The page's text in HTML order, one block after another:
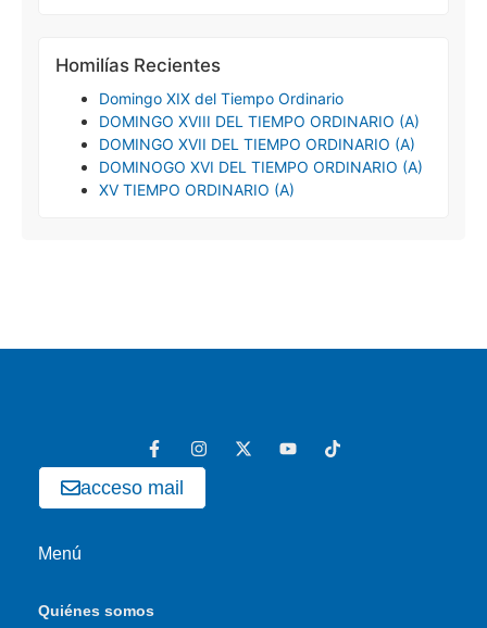
Homilías Recientes
Domingo XIX del Tiempo Ordinario
DOMINGO XVIII DEL TIEMPO ORDINARIO (A)
DOMINGO XVII DEL TIEMPO ORDINARIO (A)
DOMINOGO XVI DEL TIEMPO ORDINARIO (A)
XV TIEMPO ORDINARIO (A)
acceso mail
Menú
Quiénes somos